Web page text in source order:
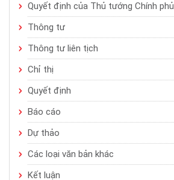
Quyết định của Thủ tướng Chính phủ
Thông tư
Thông tư liên tịch
Chỉ thị
Quyết định
Báo cáo
Dự thảo
Các loại văn bản khác
Kết luận